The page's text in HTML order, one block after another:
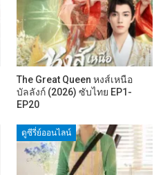
The Great Queen หงส์เหนือ
บัลลังก์ (2026) ซับไทย EP1-
EP20
ดูซีรี่ย์ออนไลน์